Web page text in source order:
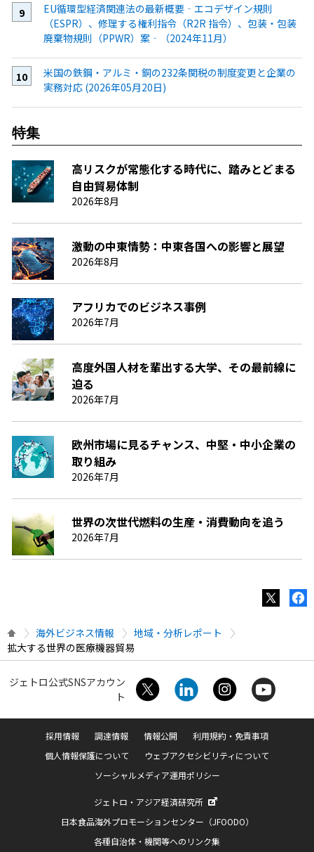
EU循環型経済関連法の最新概要‐エコデザイン規則
（ESPR）、修理する権利指令（R2R 指令）、包装・包装
廃棄物規則（PPWR）案‐（2024年11月）
米国の鉄鋼・アルミ・銅の232条関税の制度変更と企業の
実務対応 (2026年05月20日)
特集
高リスクが常態化する時代に、踏みとどまる
自由貿易体制
2026年8月
激動の中東情勢：中東各国への影響と展望
2026年8月
アフリカでのビジネス事例
2026年7月
高度外国人材を輩出する大学、その最前線に
迫る
2026年7月
欧州市場に見るチャンス、中堅・中小企業の
取り組み
2026年7月
世界の次世代燃料の生産・消費動向を追う
2026年7月
海外ビジネス情報
地域・分析レポート
拡大する世界の医療機器貿易
ジェトロ公式SNSアカウン
ト
採用情報 調達情報 情報公開
利用規約・免責事項
個人情報保護について
ウェブアクセシビリティについて
ソーシャルメディア運用ポリシー
ジェトロ・アジア経済研究所
日本食品海外プロモーションセンター（JFOODO）
各種自治体・機関等へのリンク集